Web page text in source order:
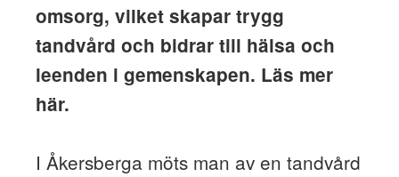
omsorg, vilket skapar trygg
tandvård och bidrar till hälsa och
leenden i gemenskapen. Läs mer
här.
I Åkersberga möts man av en tandvård